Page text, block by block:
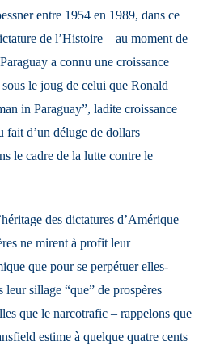
entre 1954 en 1989, dans ce
de l’Histoire – au moment de
a connu une croissance
le joug de celui que Ronald
in Paraguay”, ladite croissance
fait d’un déluge de dollars
le cadre de la lutte contre le
des dictatures d’Amérique
ne mirent à profit leur
que pour se perpétuer elles-
leur sillage “que” de prospères
que le narcotrafic – rappelons que
estime à quelque quatre cents